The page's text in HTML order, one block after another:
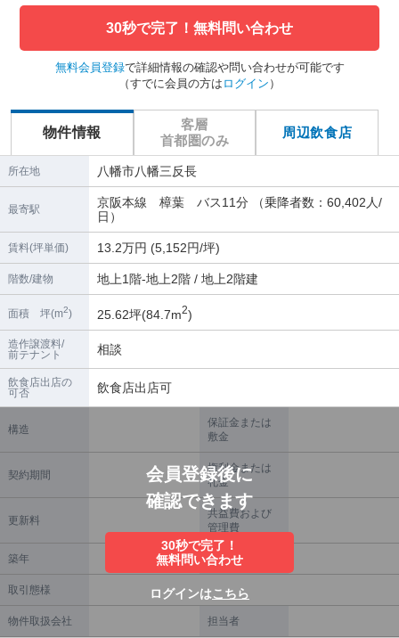
30秒で完了！無料問い合わせ
無料会員登録で詳細情報の確認や問い合わせが可能です
（すでに会員の方は ログイン ）
物件情報
客層
首都圏のみ
周辺飲食店
所在地 八幡市八幡三反長
最寄駅
京阪本線 樟葉 バス11分 （乗降者数：60,402人/
日）
賃料(坪単価) 13.2万円 (5,152円/坪)
階数/建物 地上1階-地上2階 / 地上2階建
面積 坪(m2) 25.62坪(84.7m2)
造作譲渡料/
前テナント
相談
飲食店出店の
可否
飲食店出店可
構造
保証金または
敷金
契約期間
権利金または
礼金
更新料
共益費および
管理費
築年 償却
取引態様
物件取扱会社 担当者
会員登録後に
確認できます
30秒で完了！
無料問い合わせ
ログインはこちら